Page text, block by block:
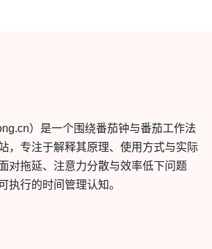
）是一个围绕番茄钟与番茄工作法
，专注于解释其原理、使用方式与实际
对拖延、注意力分散与效率低下问题
执行的时间管理认知。